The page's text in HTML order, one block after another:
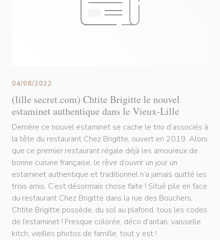
(lille secret.com) Chtite Brigitte le nouvel
estaminet authentique dans le Vieux-Lille
04/08/2022
Derrière ce nouvel estaminet se cache le trio d’associés à
la tête du restaurant Chez Brigitte, ouvert en 2019. Alors
que ce premier restaurant régale déjà les amoureux de
bonne cuisine française, le rêve d’ouvrir un jour un
estaminet authentique et traditionnel n’a jamais quitté les
trois amis. C’est désormais chose faite ! Situé pile en face
du restaurant Chez Brigitte dans la rue des Bouchers,
Chtite Brigitte possède, du sol au plafond, tous les codes
de l’estaminet ! Fresque colorée, déco d’antan, vaisselle
kitch, vieilles photos de famille, tout y est !